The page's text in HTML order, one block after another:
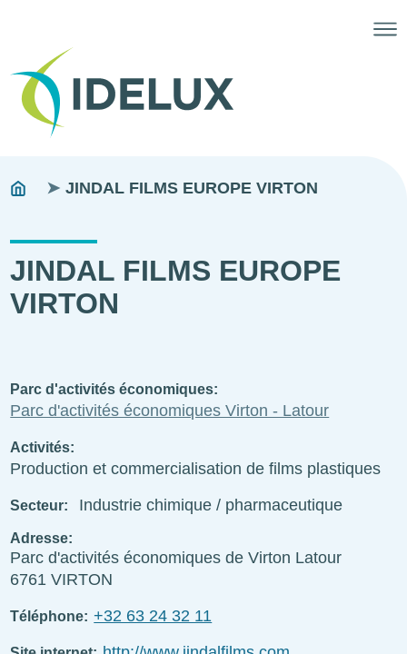
Fils
You
JINDAL FILMS EUROPE VIRTON
JINDAL FILMS EUROPE
VIRTON
Parc d'activités économiques
Parc d'activités économiques Virton - Latour
Activités
Production et commercialisation de films plastiques
Secteur Industrie chimique / pharmaceutique
Adresse
Parc d'activités économiques de Virton Latour
6761 VIRTON
Téléphone +32 63 24 32 11